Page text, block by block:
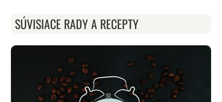
SÚVISIACE RADY A RECEPTY